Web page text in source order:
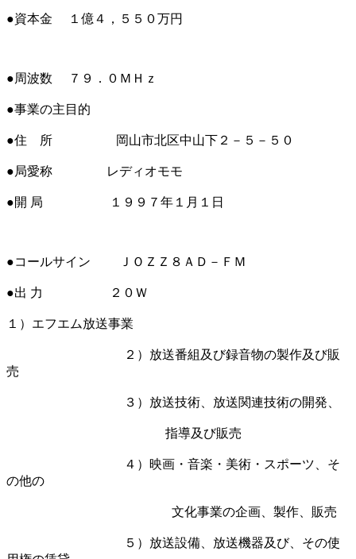
●資本金 １億４，５５０万円
●周波数 ７９．０ＭＨｚ
●事業の主目的
●住 所 岡山市北区中山下２－５－５０
●局愛称 レディオモモ
●開 局 １９９７年１月１日
●コールサイン ＪＯＺＺ８ＡＤ－ＦＭ
●出 力 ２０Ｗ
１）エフエム放送事業
２）放送番組及び録音物の製作及び販
売
３）放送技術、放送関連技術の開発、
指導及び販売
４）映画・音楽・美術・スポーツ、そ
の他の
文化事業の企画、製作、販売
５）放送設備、放送機器及び、その使